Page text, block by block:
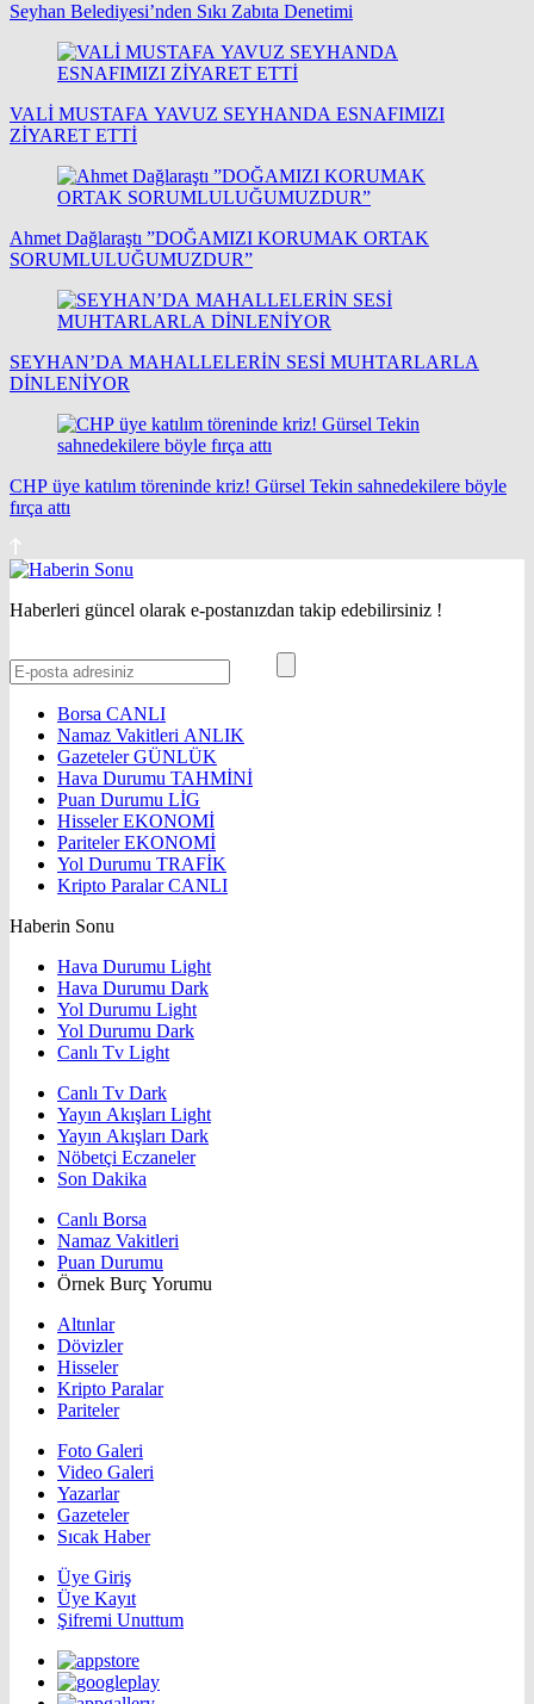
Seyhan Belediyesi’nden Sıkı Zabıta Denetimi
VALİ MUSTAFA YAVUZ SEYHANDA ESNAFIMIZI
ZİYARET ETTİ
Ahmet Dağlaraştı ”DOĞAMIZI KORUMAK ORTAK
SORUMLULUĞUMUZDUR”
SEYHAN’DA MAHALLELERİN SESİ MUHTARLARLA
DİNLENİYOR
CHP üye katılım töreninde kriz! Gürsel Tekin sahnedekilere böyle
fırça attı
Haberleri güncel olarak e-postanızdan takip edebilirsiniz !
Borsa CANLI
Namaz Vakitleri ANLIK
GazetelerGÜNLÜK
Hava Durumu TAHMİNİ
Puan Durumu LİG
HisselerEKONOMİ
ParitelerEKONOMİ
Yol Durumu TRAFİK
Kripto ParalarCANLI
Haberin Sonu
Hava Durumu Light
Hava Durumu Dark
Yol Durumu Light
Yol Durumu Dark
Canlı Tv Light
Canlı Tv Dark
Yayın Akışları Light
Yayın Akışları Dark
Nöbetçi Eczaneler
Son Dakika
Canlı Borsa
Namaz Vakitleri
Puan Durumu
Örnek Burç Yorumu
Altınlar
Dövizler
Hisseler
Kripto Paralar
Pariteler
Foto Galeri
Video Galeri
Yazarlar
Gazeteler
Sıcak Haber
Üye Giriş
Üye Kayıt
Şifremi Unuttum